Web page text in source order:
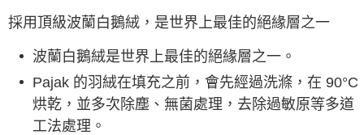
採用頂級波蘭白鵝絨，是世界上最佳的絕緣層之一
波蘭白鵝絨是世界上最佳的絕緣層之一。
Pajak 的羽絨在填充之前，會先經過洗滌，在 90°C
烘乾，並多次除塵、無菌處理，去除過敏原等多道
工法處理。